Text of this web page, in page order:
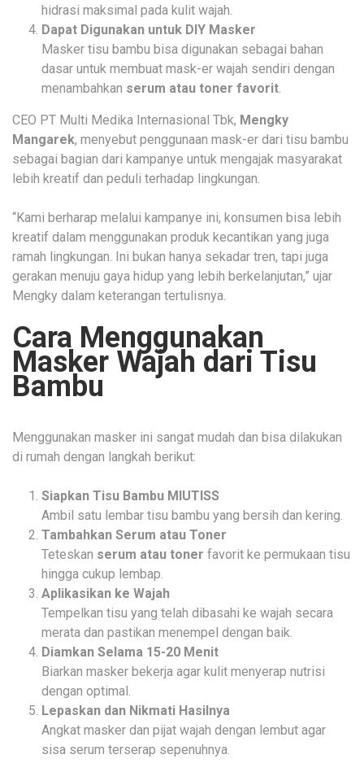
hidrasi maksimal pada kulit wajah.
Dapat Digunakan untuk DIY Masker
Masker tisu bambu bisa digunakan sebagai bahan
dasar untuk membuat mask-er wajah sendiri dengan
menambahkan serum atau toner favorit.
CEO PT Multi Medika Internasional Tbk, Mengky
Mangarek, menyebut penggunaan mask-er dari tisu bambu
sebagai bagian dari kampanye untuk mengajak masyarakat
lebih kreatif dan peduli terhadap lingkungan.
“Kami berharap melalui kampanye ini, konsumen bisa lebih
kreatif dalam menggunakan produk kecantikan yang juga
ramah lingkungan. Ini bukan hanya sekadar tren, tapi juga
gerakan menuju gaya hidup yang lebih berkelanjutan,” ujar
Mengky dalam keterangan tertulisnya.
Cara Menggunakan
Masker Wajah dari Tisu
Bambu
Menggunakan masker ini sangat mudah dan bisa dilakukan
di rumah dengan langkah berikut:
Siapkan Tisu Bambu MIUTISS
Ambil satu lembar tisu bambu yang bersih dan kering.
Tambahkan Serum atau Toner
Teteskan serum atau toner favorit ke permukaan tisu
hingga cukup lembap.
Aplikasikan ke Wajah
Tempelkan tisu yang telah dibasahi ke wajah secara
merata dan pastikan menempel dengan baik.
Diamkan Selama 15-20 Menit
Biarkan masker bekerja agar kulit menyerap nutrisi
dengan optimal.
Lepaskan dan Nikmati Hasilnya
Angkat masker dan pijat wajah dengan lembut agar
sisa serum terserap sepenuhnya.